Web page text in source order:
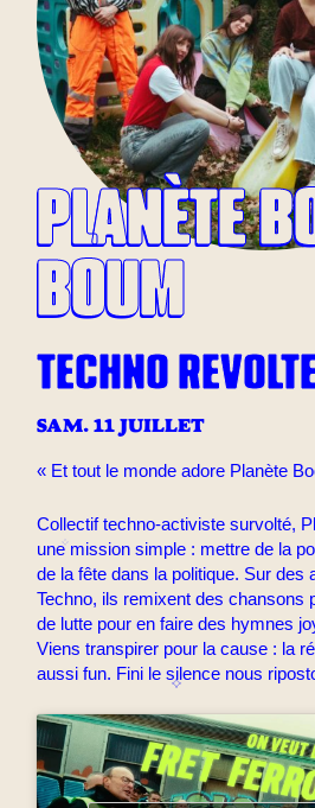
PLANÈTE
BOUM
TECHNO
SAM. 11 JUILLET
« Et tout le monde adore Planète
Collectif techno-activiste survolté,
une mission simple : mettre de la
de la fête dans la politique. Sur des
Techno, ils remixent des chansons
de lutte pour en faire des hymnes
Viens transpirer pour la cause : la
aussi fun. Fini le silence nous